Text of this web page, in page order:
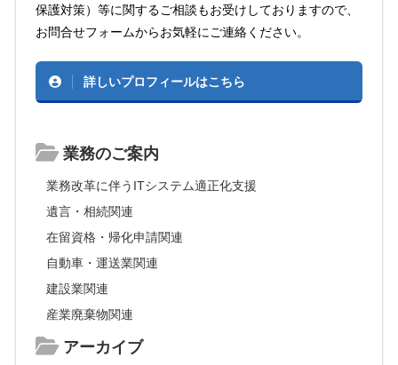
保護対策）等に関するご相談もお受けしておりますので、
お問合せフォームからお気軽にご連絡ください。
詳しいプロフィールはこちら
業務のご案内
業務改革に伴うITシステム適正化支援
遺言・相続関連
在留資格・帰化申請関連
自動車・運送業関連
建設業関連
産業廃棄物関連
アーカイブ